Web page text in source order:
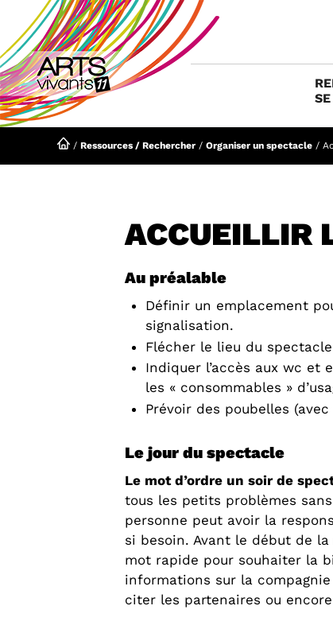
contenu
/ Ressources / Rechercher / Organiser un spectacle /
ACCUEILLIR
Au préalable
Définir un emplacement
signalisation.
Flécher le lieu du
Indiquer l’accès aux wc
les « consommables »
Prévoir des poubelles
Le jour du spectacle
Le mot d’ordre un soir de
tous les petits problèmes
personne peut avoir la
si besoin. Avant le début de
mot rapide pour souhaiter la
informations sur la
citer les partenaires ou